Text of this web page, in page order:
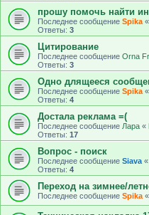
прошу помочь найти
Последнее сообщение Spika«
Ответы: 3
Цитирование
Последнее сообщение Оrna
Ответы: 3
Одно длящееся
Последнее сообщение Spika«
Ответы: 4
Достала реклама =(
Последнее сообщение Лара «
Ответы: 17
Вопрос - поиск
Последнее сообщение Siava«
Ответы: 4
Переход на зимнее/
Последнее сообщение Spika«